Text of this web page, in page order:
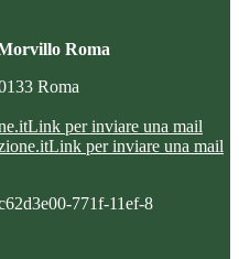
Roma
Roma
Link per inviare una mail
Link per inviare una mail
771f-11ef-8